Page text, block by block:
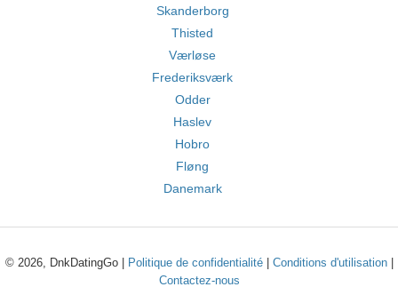
Skanderborg
Thisted
Værløse
Frederiksværk
Odder
Haslev
Hobro
Fløng
Danemark
© 2026, DnkDatingGo | Politique de confidentialité| Conditions d'utilisation|
Contactez-nous